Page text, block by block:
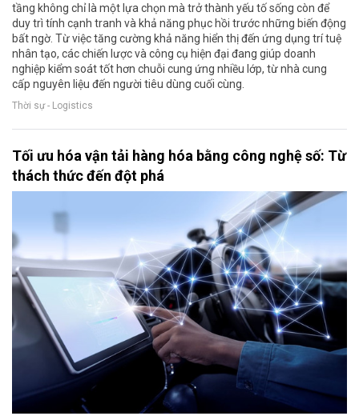
tầng không chỉ là một lựa chọn mà trở thành yếu tố sống còn để
duy trì tính cạnh tranh và khả năng phục hồi trước những biến động
bất ngờ. Từ việc tăng cường khả năng hiển thị đến ứng dụng trí tuệ
nhân tạo, các chiến lược và công cụ hiện đại đang giúp doanh
nghiệp kiểm soát tốt hơn chuỗi cung ứng nhiều lớp, từ nhà cung
cấp nguyên liệu đến người tiêu dùng cuối cùng.
Thời sự - Logistics
Tối ưu hóa vận tải hàng hóa bằng công nghệ số: Từ
thách thức đến đột phá